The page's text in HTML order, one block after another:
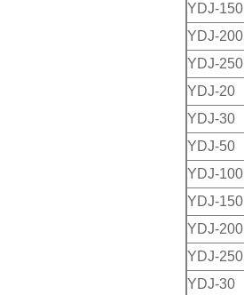
YDJ-150
YDJ-200
YDJ-250
YDJ-20
YDJ-30
YDJ-50
YDJ-100
YDJ-150
YDJ-200
YDJ-250
YDJ-30